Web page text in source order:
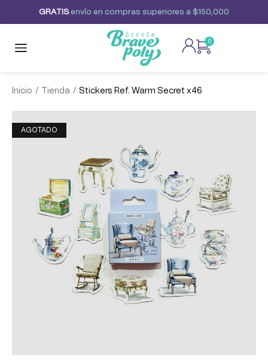
GRAT S envío en compras superiores a $150,000
0
Inicio / Tienda / Stickers Ref. Warm Secret x46
AGOTADO